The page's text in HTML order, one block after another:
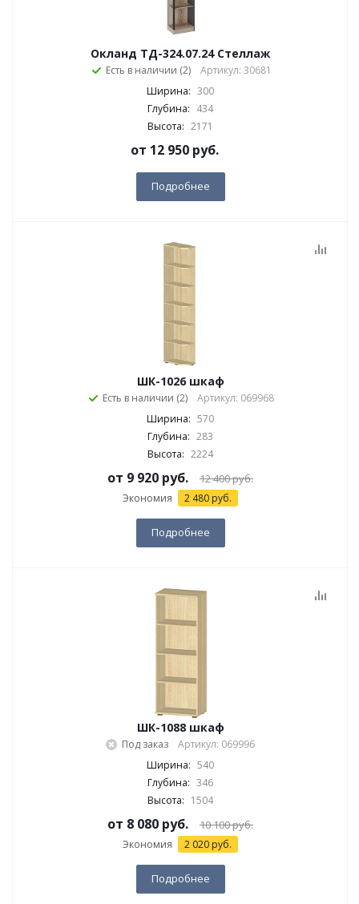
Окланд ТД-324.07.24 Стеллаж
Есть в наличии (2)
Артикул: 30681
Ширина: 300
Глубина: 434
Высота: 2171
от 12 950 руб.
Подробнее
ШК-1026 шкаф
Есть в наличии (2)
Артикул: 069968
Ширина: 570
Глубина: 283
Высота: 2224
от 9 920 руб. 12 400 руб.
Экономия 2 480 руб.
Подробнее
ШК-1088 шкаф
Под заказ
Артикул: 069996
Ширина: 540
Глубина: 346
Высота: 1504
от 8 080 руб. 10 100 руб.
Экономия 2 020 руб.
Подробнее